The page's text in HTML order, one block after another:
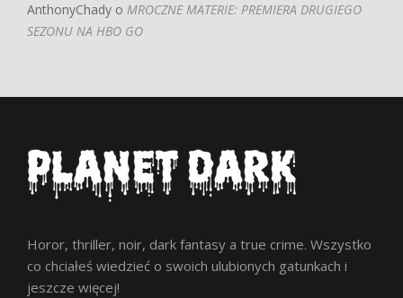
AnthonyChady o MROCZNE MATERIE: PREMIERA DRUGIEGO
SEZONU NA HBO GO
Horor, thriller, noir, dark fantasy a true crime. Wszystko
co chciałeś wiedzieć o swoich ulubionych gatunkach i
jeszcze więcej!